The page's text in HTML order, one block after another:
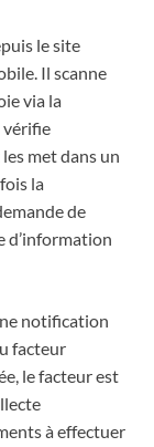
le site
Il scanne
via la
vérifie
met dans un
la
de
d’information
notification
facteur
le facteur est
à effectuer